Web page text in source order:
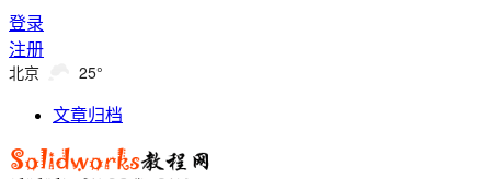
登录
注册
北京 25°
文章归档